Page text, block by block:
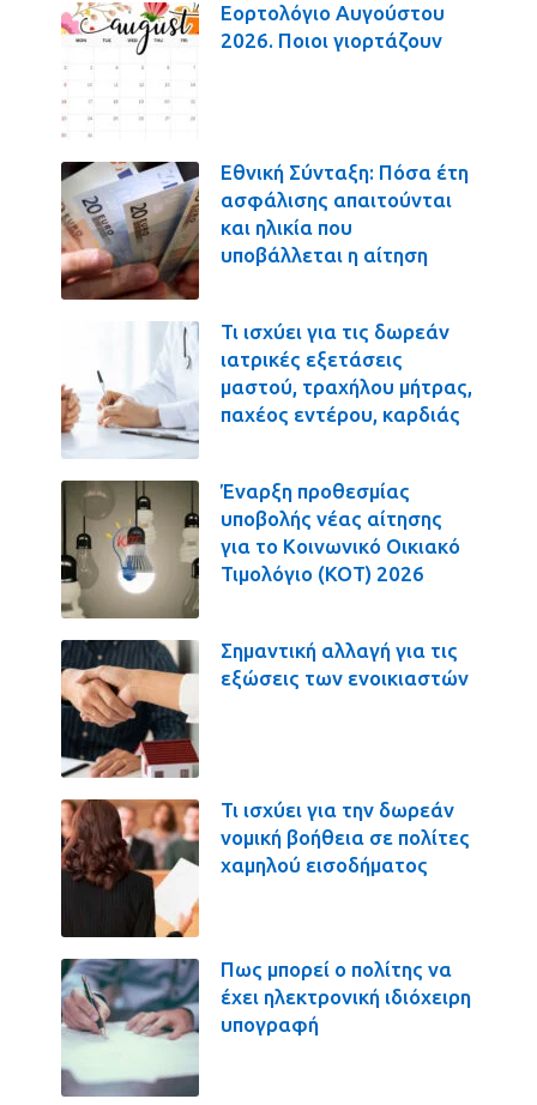
Εορτολόγιο Αυγούστου
2026. Ποιοι γιορτάζουν
Εθνική Σύνταξη: Πόσα έτη
ασφάλισης απαιτούνται
και ηλικία που
υποβάλλεται η αίτηση
Τι ισχύει για τις δωρεάν
ιατρικές εξετάσεις
μαστού, τραχήλου μήτρας,
παχέος εντέρου, καρδιάς
Έναρξη προθεσμίας
υποβολής νέας αίτησης
για το Κοινωνικό Οικιακό
Τιμολόγιο (ΚΟΤ) 2026
Σημαντική αλλαγή για τις
εξώσεις των ενοικιαστών
Τι ισχύει για την δωρεάν
νομική βοήθεια σε πολίτες
χαμηλού εισοδήματος
Πως μπορεί ο πολίτης να
έχει ηλεκτρονική ιδιόχειρη
υπογραφή